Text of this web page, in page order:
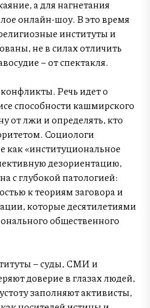
а для нагнетания
онлайн-шоу. В это время
институты и
не в силах отличить
– от спектакля.
Речь идет о
способности кашмирского
от лжи и определять, кто
Социологи
как «институциональное
дезориентацию,
с глубокой патологией:
к теориям заговора и
которые десятилетиями
общественного
– суды, СМИ и
доверие в глазах людей,
заполняют активисты,